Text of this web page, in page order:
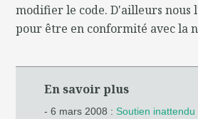
modifier le code. D'ailleurs nous
pour être en conformité avec la
En savoir plus
- 6 mars 2008 :Soutien inattendu